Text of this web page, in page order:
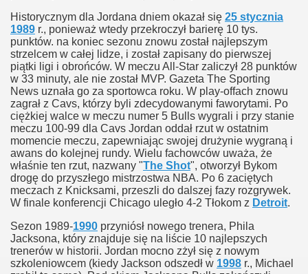
Historycznym dla Jordana dniem okazał się 25 stycznia
1989 r., ponieważ wtedy przekroczył barierę 10 tys.
punktów. na koniec sezonu znowu został najlepszym
strzelcem w całej lidze, i został zapisany do pierwszej
piątki ligi i obrońców. W meczu All-Star zaliczył 28 punktów
w 33 minuty, ale nie został MVP. Gazeta The Sporting
News uznała go za sportowca roku. W play-offach znowu
zagrał z Cavs, którzy byli zdecydowanymi faworytami. Po
ciężkiej walce w meczu numer 5 Bulls wygrali i przy stanie
meczu 100-99 dla Cavs Jordan oddał rzut w ostatnim
momencie meczu, zapewniając swojej drużynie wygraną i
awans do kolejnej rundy. Wielu fachowców uważa, że
właśnie ten rzut, nazwany "The Shot", otworzył Bykom
drogę do przyszłego mistrzostwa NBA. Po 6 zaciętych
meczach z Knicksami, przeszli do dalszej fazy rozgrywek.
W finale konferencji Chicago uległo 4-2 Tłokom z Detroit.
Sezon 1989-1990 przyniósł nowego trenera, Phila
Jacksona, który znajduje się na liście 10 najlepszych
trenerów w historii. Jordan mocno zżył się z nowym
szkoleniowcem (kiedy Jackson odszedł w 1998 r., Michael